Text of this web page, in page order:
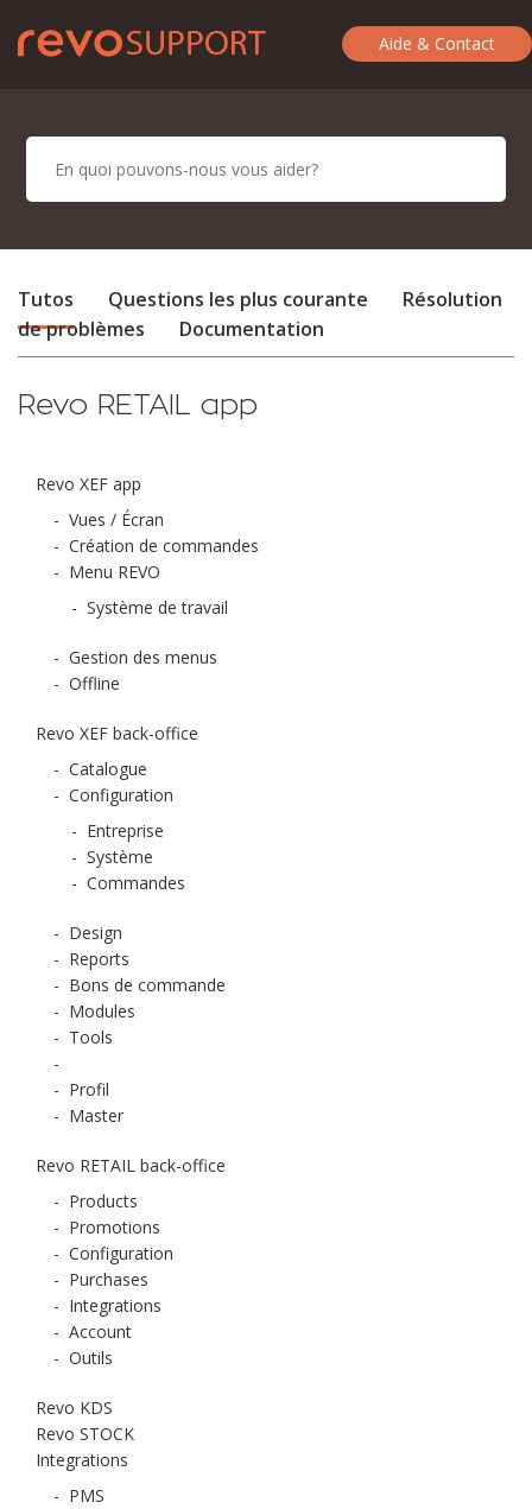
Aide & Contact
Tutos Questions les plus courante
Résolution
de problèmes
Documentation
Revo RETAIL app
Revo XEF app
- Vues / Écran
- Création de commandes
- Menu REVO
- Système de travail
- Gestion des menus
- Offline
Revo XEF back-office
- Catalogue
- Configuration
- Entreprise
- Système
- Commandes
- Design
- Reports
- Bons de commande
- Modules
- Tools
-
- Profil
- Master
Revo RETAIL back-office
- Products
- Promotions
- Configuration
- Purchases
- Integrations
- Account
- Outils
Revo KDS
Revo STOCK
Integrations
- PMS